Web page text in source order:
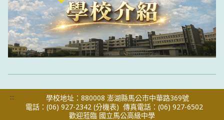
:::
學校地址：880008 澎湖縣馬公市中華路369號
電話：(06) 927-2342 (分機表) 傳真電話：(06) 927-6502
歡迎蒞臨 國立馬公高級中學